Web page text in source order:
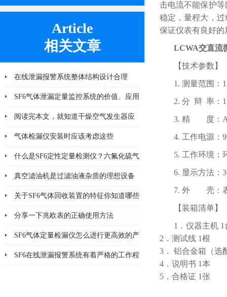
Article
相关文章
在线泄漏报警系统整体结构设计合理
SF6气体泄漏定量监控系统的价值、应用
及未来发展趋势
阅读完本文，就知道干燥空气发生器应
该注意哪几点小问题
气体检漏仪安装时应该考虑这些
什么是SF6定性定量检测仪？六氟化硫气
体检测设备
真空滤油机是过滤油液杂质的理想设备
关于SF6气体回收装置的特征你知道哪些
分享一下兆欧表的正确使用方法
SF6气体定量检漏仪怎么进行更高效的产
品检漏?
SF6在线泄漏报警系统有着严格的工作程
击电流不能保护
稳定，量程大，
保证仪表有良好
LCWA交直流
【技术参数】
1. 测量范围：
2. 分 辩 率：
3. 精 度：
4. 工作电源：
5. 工作环境
6. 显示方法：
7. 外 壳：表
【装箱清单】
1．仪器主机 1
2．测试线 1根
3． 铝合金箱（选
4．说明书 1本
5．合格证 1张